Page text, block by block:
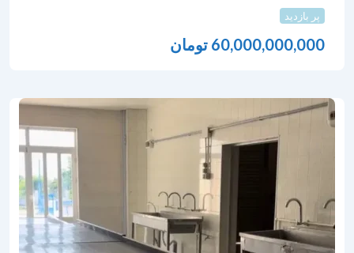
پر بازدید
60,000,000,000 تومان